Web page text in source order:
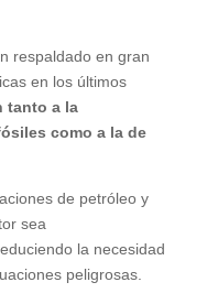
respaldado en gran
en los últimos
tanto a la
como a la de
de petróleo y
sea
la necesidad
peligrosas.